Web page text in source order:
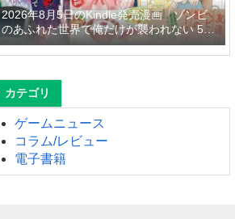
2026年8月5日のKindle発売漫画「ゾンビ
のあふれた世界で俺だけが襲われない 5
巻」「人質生活から始めるスローライフ
おかわり！ 1巻」「佐橋くんのあやかし日
カテゴリ
ゲームニュース
コラム/レビュー
電子書籍